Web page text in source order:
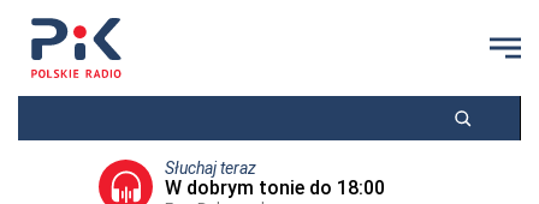
Słuchaj teraz
W dobrym tonie do 18:00